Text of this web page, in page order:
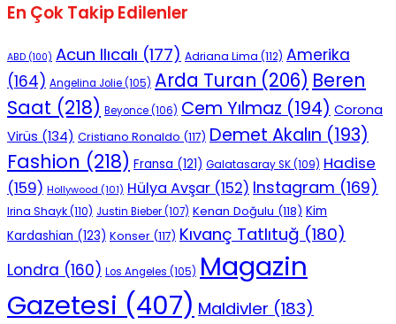
En Çok Takip Edilenler
ABD (100) Acun Ilıcalı (177) Adriana Lima (112) Amerika
(164) Angelina Jolie(105) Arda Turan (206) Beren
Saat (218) Beyonce(106) Cem Yılmaz (194) Corona
Virüs (134) Cristiano Ronaldo (117) Demet Akalın (193)
Fashion (218) Fransa (121) Galatasaray SK(109) Hadise
(159) Hollywood (101) Hülya Avşar (152) Instagram (169)
Irina Shayk(110) Justin Bieber(107) Kenan Doğulu (118) Kim
Kardashian (123) Konser (117) Kıvanç Tatlıtuğ (180)
Londra (160) Los Angeles (105) Magazin
Gazetesi (407) Maldivler (183)